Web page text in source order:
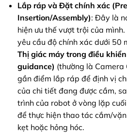
Lắp ráp và Đặt chính xác
Insertion/Assembly): Đây là
hiện ưu thế vượt trội của
yêu cầu độ chính xác dưới 50
Thị giác máy trong điều
guidance) (thường là Camera
gần điểm lắp ráp để định vị
của chi tiết đang được cầm,
trình của robot ở vòng lặp
để thực hiện thao tác cắm/
kẹt hoặc hỏng hóc.